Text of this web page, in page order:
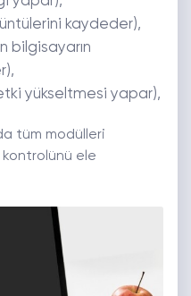
kaydeder),
bilgisayarın
yükseltmesi yapar),
tüm modülleri
kontrolünü ele